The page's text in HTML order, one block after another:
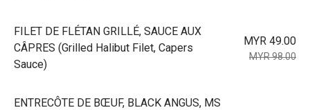
⁠FILET DE FLÉTAN GRILLÉ, SAUCE AUX
CÂPRES (Grilled Halibut Filet, Capers
Sauce)
MYR 49.00
MYR 98.00
⁠ENTRECÔTE DE BŒUF, BLACK ANGUS, MS